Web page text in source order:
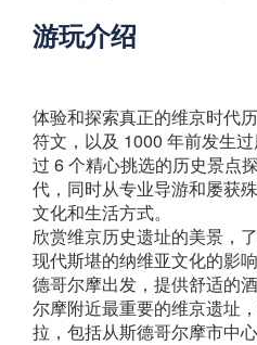
游玩介绍
体验和探索真正的维京时代
符文，以及 1000 年前发生
过 6 个精心挑选的历史景点
代，同时从专业导游和屡获
文化和生活方式。
欣赏维京历史遗址的美景，
现代斯堪的纳维亚文化的影
德哥尔摩出发，提供舒适的
尔摩附近最重要的维京遗址
拉，包括从斯德哥尔摩市中心